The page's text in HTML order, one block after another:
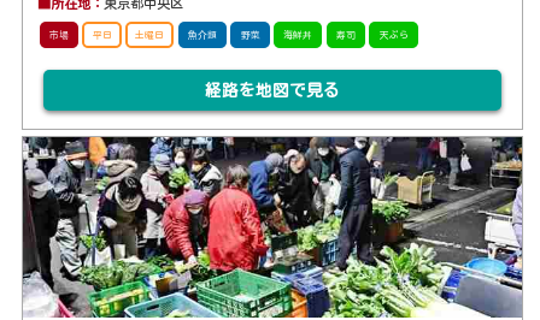
市場 平日 土曜日 魚介類 野菜 海鮮丼 寿司 天ぷら
経路を地図で見る